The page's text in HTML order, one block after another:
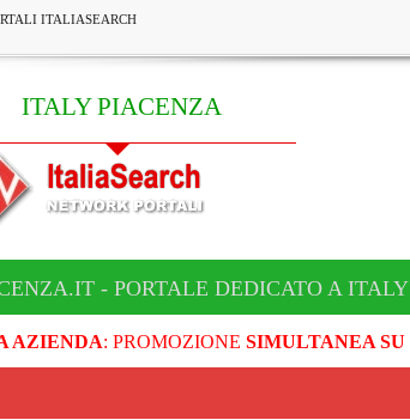
ITALIASEARCH
ITALY PIACENZA
- PORTALE DEDICATO A
AZIENDA: PROMOZIONE SIMULTANEA